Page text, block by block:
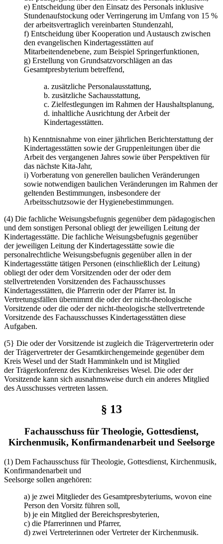
e) Entscheidung über den Einsatz des Personals inklusive
Stundenaufstockung oder Verringerung im Umfang von 15 %
der arbeitsvertraglich vereinbarten Stundenzahl,
f) Entscheidung über Kooperation und Austausch zwischen
den evangelischen Kindertagesstätten auf
Mitarbeitendenebene, zum Beispiel Springerfunktionen,
g) Erstellung von Grundsatzvorschlägen an das
Gesamtpresbyterium betreffend,
a. zusätzliche Personalausstattung,
b. zusätzliche Sachausstattung,
c. Zielfestlegungen im Rahmen der Haushaltsplanung,
d. inhaltliche Ausrichtung der Arbeit der
Kindertagesstätten.
h) Kenntnisnahme von einer jährlichen Berichterstattung der
Kindertagesstätten sowie der Gruppenleitungen über die
Arbeit des vergangenen Jahres sowie über Perspektiven für
das nächste Kita-Jahr,
i) Vorberatung von generellen baulichen Veränderungen
sowie notwendigen baulichen Veränderungen im Rahmen der
geltenden Bestimmungen, insbesondere der
Arbeitsschutzsowie der Hygienebestimmungen.
(4) Die fachliche Weisungsbefugnis gegenüber dem pädagogischen
und dem sonstigen Personal obliegt der jeweiligen Leitung der
Kindertagesstätte. Die fachliche Weisungsbefugnis gegenüber
der jeweiligen Leitung der Kindertagesstätte sowie die
personalrechtliche Weisungsbefugnis gegenüber allen in der
Kindertagesstätte tätigen Personen (einschließlich der Leitung)
obliegt der oder dem Vorsitzenden oder der oder dem
stellvertretenden Vorsitzenden des Fachausschusses
Kindertagesstätten, die Pfarrerin oder der Pfarrer ist. In
Vertretungsfällen übernimmt die oder der nicht-theologische
Vorsitzende oder die oder der nicht-theologische stellvertretende
Vorsitzende des Fachausschusses Kindertagesstätten diese
Aufgaben.
(5} Die oder der Vorsitzende ist zugleich die Trägervertreterin oder
der Trägervertreter der Gesamtkirchengemeinde gegenüber dem
Kreis Wesel und der Stadt Hamminkeln und ist Mitglied
der Trägerkonferenz des Kirchenkreises Wesel. Die oder der
Vorsitzende kann sich ausnahmsweise durch ein anderes Mitglied
des Ausschusses vertreten lassen.
§ 13
Fachausschuss für Theologie, Gottesdienst,
Kirchenmusik, Konfirmandenarbeit und Seelsorge
(1) Dem Fachausschuss für Theologie, Gottesdienst, Kirchenmusik,
Konfirmandenarbeit und
Seelsorge sollen angehören:
a) je zwei Mitglieder des Gesamtpresbyteriums, wovon eine
Person den Vorsitz führen soll,
b) je ein Mitglied der Bereichspresbyterien,
c) die Pfarrerinnen und Pfarrer,
d) zwei Vertreterinnen oder Vertreter der Kirchenmusik.